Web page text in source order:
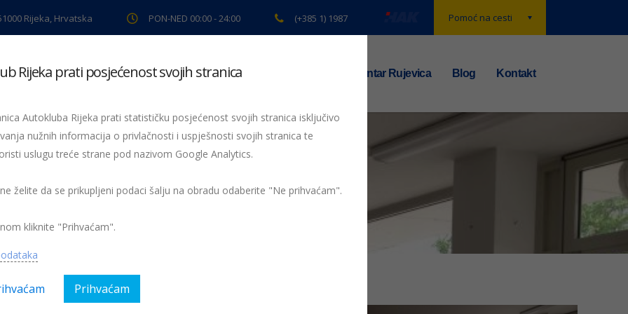
Pomoć na cesti
Rijeka, Hrvatska PON-NED 00:00 - 24:00 (+385 1) 1987
pregled Pomoć na cesti Servis Preventiva TS centar Rujevica Blog Kontakt
Ekipa PGŽ brončana EKIPA PGŽ
Rijeka prati posjećenost svojih stranica
Autokluba Rijeka prati statističku posjećenost svojih stranica isključivo
nužnih informacija o privlačnosti i uspješnosti svojih stranica te
uslugu treće strane pod nazivom Google Analytics.
želite da se prikupljeni podaci šalju na obradu odaberite "Ne prihvaćam".
kliknite "Prihvaćam".
Prihvaćam